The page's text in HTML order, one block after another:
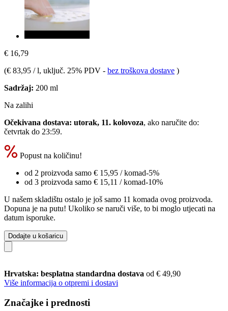
€ 16,79
(€ 83,95 / l, uključ. 25% PDV - bez troškova dostave )
Sadržaj: 200 ml
Na zalihi
Očekivana dostava: utorak, 11. kolovoza, ako naručite do:
četvrtak do 23:59.
Popust na količinu!
od 2 proizvoda samo € 15,95 / komad-5%
od 3 proizvoda samo € 15,11 / komad-10%
U našem skladištu ostalo je još samo 11 komada ovog proizvoda.
Dopuna je na putu! Ukoliko se naruči više, to bi moglo utjecati na
datum isporuke.
Dodajte u košaricu
Hrvatska: besplatna standardna dostava od € 49,90
Više informacija o otpremi i dostavi
Značajke i prednosti